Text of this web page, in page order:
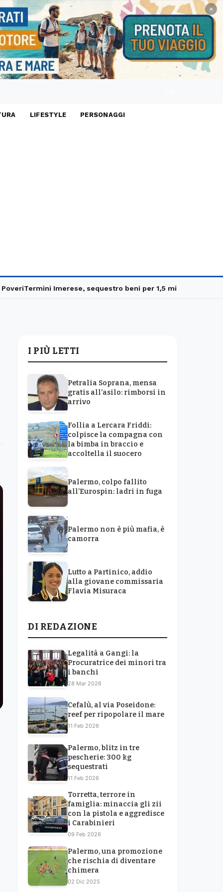
×
LIFESTYLE PERSONAGGI
Termini Imerese, sequestro beni per 1,5 milioni
I PIÙ LETTI
Petralia Soprana, mensa
gratis all’asilo: rimborsi in
arrivo
Follia a Lercara Friddi:
colpisce la compagna con
la bimba in braccio e
accoltella il suocero
Palermo, colpo fallito
all’Eurospin: ladri in fuga
Palermo non è più mafia, è
camorra
Lutto a Partinico, addio
alla giovane commissaria
Flavia Misuraca
DI REDAZIONE
Legalità a Gangi: la
Procuratrice dei minori tra
i banchi
28 Mar 2026
Cefalù, al via Poseidone:
reef per ripopolare il mare
11 Feb 2026
Palermo, blitz in tre
pescherie: 300 kg
sequestrati
11 Feb 2026
Torretta, terrore in
famiglia: minaccia gli zii
con la pistola e aggredisce
i Carabinieri
09 Feb 2026
Palermo, una promozione
che rischia di diventare
chimera
02 Dic 2025